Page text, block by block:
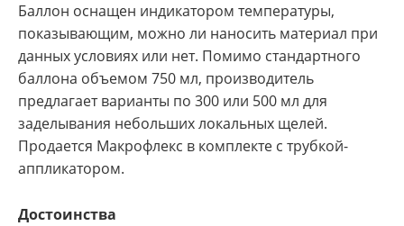
Баллон оснащен индикатором температуры,
показывающим, можно ли наносить материал при
данных условиях или нет. Помимо стандартного
баллона объемом 750 мл, производитель
предлагает варианты по 300 или 500 мл для
заделывания небольших локальных щелей.
Продается Макрофлекс в комплекте с трубкой-
аппликатором.
Достоинства